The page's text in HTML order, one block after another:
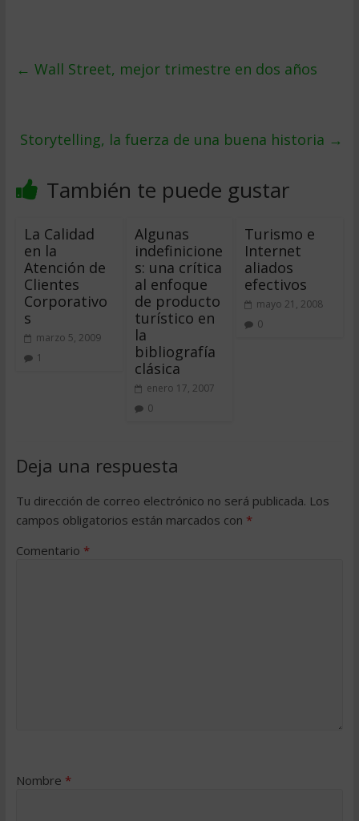
← Wall Street, mejor trimestre en dos años
Storytelling, la fuerza de una buena historia →
También te puede gustar
La Calidad
en la
Atención de
Clientes
Corporativo
s
marzo 5, 2009
1
Algunas
indefinicione
s: una crítica
al enfoque
de producto
turístico en
la
bibliografía
clásica
enero 17, 2007
0
Turismo e
Internet
aliados
efectivos
mayo 21, 2008
0
Deja una respuesta
Tu dirección de correo electrónico no será publicada. Los
campos obligatorios están marcados con *
Comentario *
Nombre *